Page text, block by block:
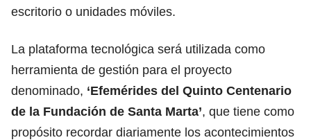
escritorio o unidades móviles.
La plataforma tecnológica será utilizada como
herramienta de gestión para el proyecto
denominado, ‘Efemérides del Quinto Centenario
de la Fundación de Santa Marta’, que tiene como
propósito recordar diariamente los acontecimientos